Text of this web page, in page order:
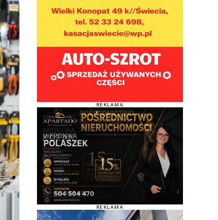
REKLAMA
REKLAMA